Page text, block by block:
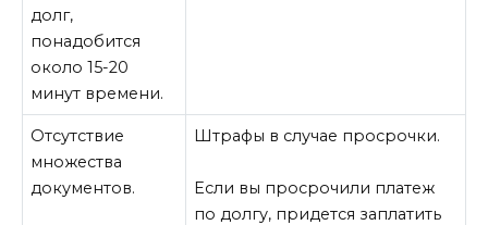
долг,
понадобится
около 15-20
минут времени.
Отсутствие
множества
документов.
Штрафы в случае просрочки.
Если вы просрочили платеж
по долгу, придется заплатить